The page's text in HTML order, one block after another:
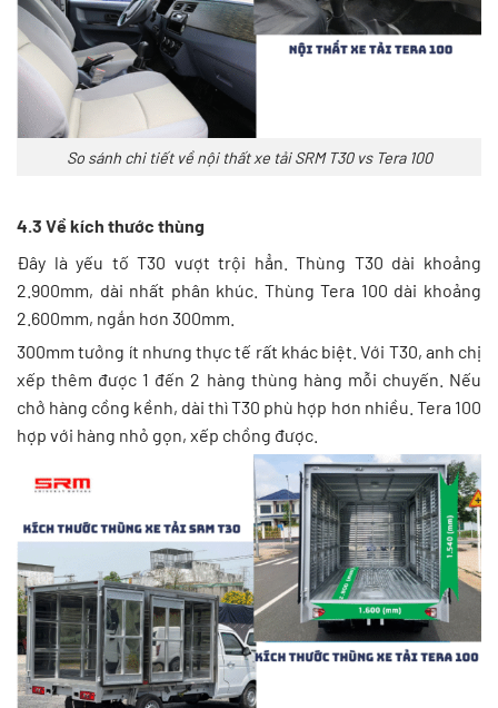
So sánh chi tiết về nội thất xe tải SRM T30 vs Tera 100
4.3 Về kích thước thùng
Đây là yếu tố T30 vượt trội hẳn. Thùng T30 dài khoảng
2.900mm, dài nhất phân khúc. Thùng Tera 100 dài khoảng
2.600mm, ngắn hơn 300mm.
300mm tưởng ít nhưng thực tế rất khác biệt. Với T30, anh chị
xếp thêm được 1 đến 2 hàng thùng hàng mỗi chuyến. Nếu
chở hàng cồng kềnh, dài thì T30 phù hợp hơn nhiều. Tera 100
hợp với hàng nhỏ gọn, xếp chồng được.